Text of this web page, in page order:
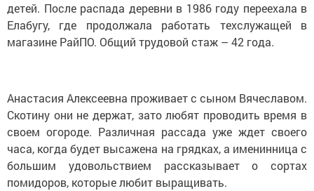
детей. После распада деревни в 1986 году переехала в
Елабугу, где продолжала работать техслужащей в
магазине РайПО. Общий трудовой стаж – 42 года.
Анастасия Алексеевна проживает с сыном Вячеславом.
Скотину они не держат, зато любят проводить время в
своем огороде. Различная рассада уже ждет своего
часа, когда будет высажена на грядках, а именинница с
большим удовольствием рассказывает о сортах
помидоров, которые любит выращивать.